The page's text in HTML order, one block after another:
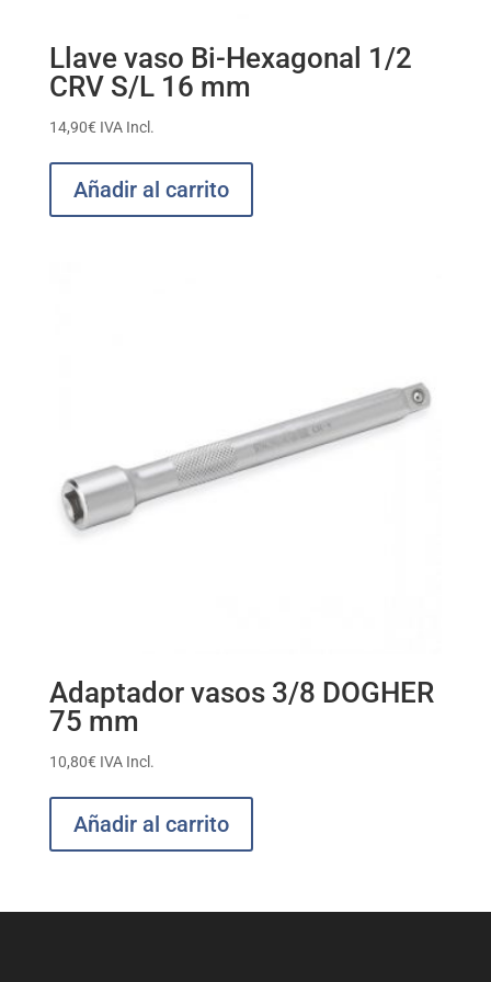
Llave vaso Bi-Hexagonal 1/2
CRV S/L 16 mm
14,90€ IVA Incl.
Añadir al carrito
Adaptador vasos 3/8 DOGHER
75 mm
10,80€ IVA Incl.
Añadir al carrito